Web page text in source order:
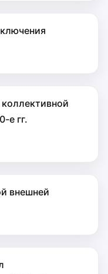
е гг.
внешней